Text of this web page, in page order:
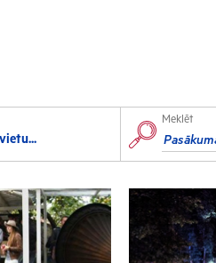
Radošās darbnīcas
Lekcijas
Meklēt